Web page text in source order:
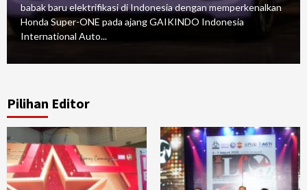
babak baru elektrifikasi di Indonesia dengan memperkenalkan
Honda Super-ONE pada ajang GAIKINDO Indonesia
International Auto...
Pilihan Editor